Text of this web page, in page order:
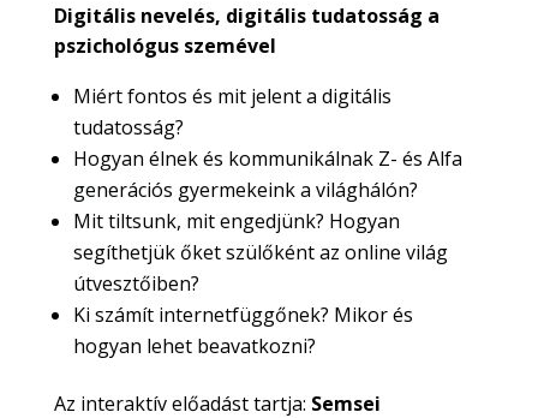
Digitális nevelés, digitális tudatosság a
pszichológus szemével
Miért fontos és mit jelent a digitális
tudatosság?
Hogyan élnek és kommunikálnak Z- és Alfa
generációs gyermekeink a világhálón?
Mit tiltsunk, mit engedjünk? Hogyan
segíthetjük őket szülőként az online világ
útvesztőiben?
Ki számít internetfüggőnek? Mikor és
hogyan lehet beavatkozni?
Az interaktív előadást tartja: Semsei